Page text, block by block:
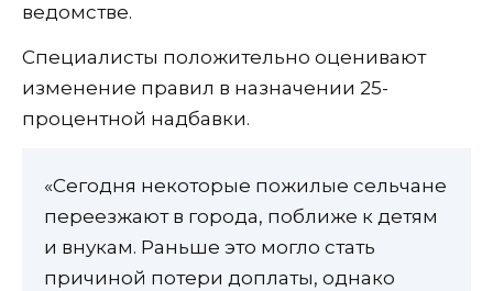
ведомстве.
Специалисты положительно оценивают
изменение правил в назначении 25-
процентной надбавки.
«Сегодня некоторые пожилые сельчане
переезжают в города, поближе к детям
и внукам. Раньше это могло стать
причиной потери доплаты, однако